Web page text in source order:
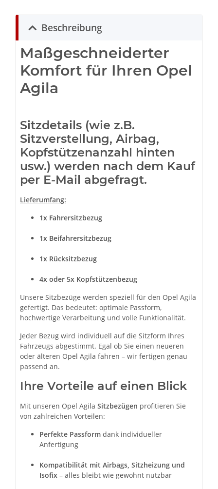
Beschreibung
Maßgeschneiderter
Komfort für Ihren Opel
Agila
Sitzdetails (wie z.B.
Sitzverstellung, Airbag,
Kopfstützenanzahl hinten
usw.) werden nach dem Kauf
per E-Mail abgefragt.
Lieferumfang:
1x Fahrersitzbezug
1x Beifahrersitzbezug
1x Rücksitzbezug
4x oder 5x Kopfstützenbezug
Unsere Sitzbezüge werden speziell für den Opel Agila
gefertigt. Das bedeutet: optimale Passform,
hochwertige Verarbeitung und volle Funktionalität.
Jeder Bezug wird individuell auf die Sitzform Ihres
Fahrzeugs abgestimmt. Egal ob Sie einen neueren
oder älteren Opel Agila fahren – wir fertigen genau
passend an.
Ihre Vorteile auf einen Blick
Mit unseren Opel Agila Sitzbezügen profitieren Sie
von zahlreichen Vorteilen:
Perfekte Passform dank individueller
Anfertigung
Kompatibilität mit Airbags, Sitzheizung und
Isofix – alles bleibt wie gewohnt nutzbar